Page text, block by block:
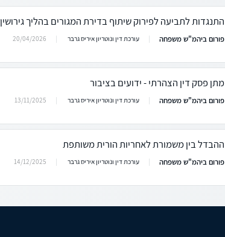
התנגדות לתביעה לפירוק שיתוף בדירת המגורים בהליך גירושין
פורום ביהמ"ש משפחה עורכת דין ונוטריון איריס גרבר 20/04/2026
מתן פסק דין הצהרתי - ידועים בציבור
פורום ביהמ"ש משפחה עורכת דין ונוטריון איריס גרבר 13/11/2025
ההבדל בין משמורת לאחריות הורית משותפת
פורום ביהמ"ש משפחה עורכת דין ונוטריון איריס גרבר 14/12/2025